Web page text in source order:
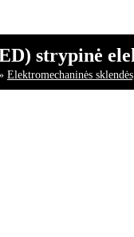
strypinė
Elektromechaninės